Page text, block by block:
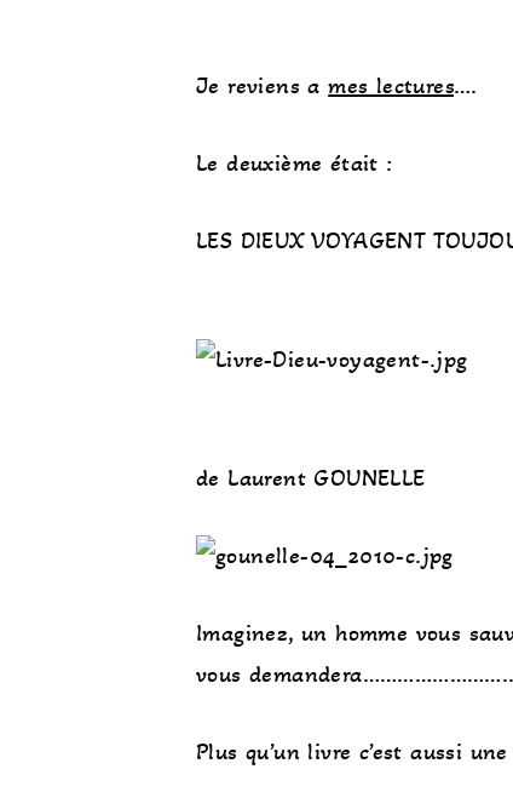
Je reviens ames lectures….
Le deuxième était :
LES DIEUX VOYAGENT
de Laurent GOUNELLE
Imaginez, un homme vous
vous demandera……………………..
Plus qu’un livre c’est aussi